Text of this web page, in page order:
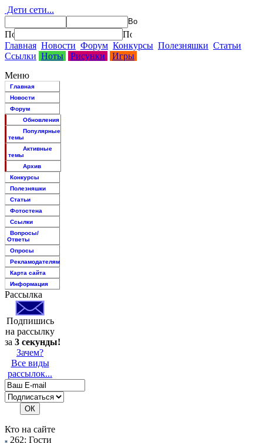
Дети сети...
Главная Новости Форум Конкурсы Полезняшки Статьи
Ссылки Ноты Рисунки
Игры
Меню
Главная
Новости
Форум
Обновления
Популярные
темы
Активные
темы
Архив
Конкурсы
Полезняшки
Статьи
Фотостена
Ссылки
Вопросы/
Ответы
Опросы
Рекламодателям
Карта сайта
Информация
Рассылка
Подпишись
на рассылку
за 3 секунды!
Зачем?
Все виды
рассылок...
Кто на сайте
262: Гости